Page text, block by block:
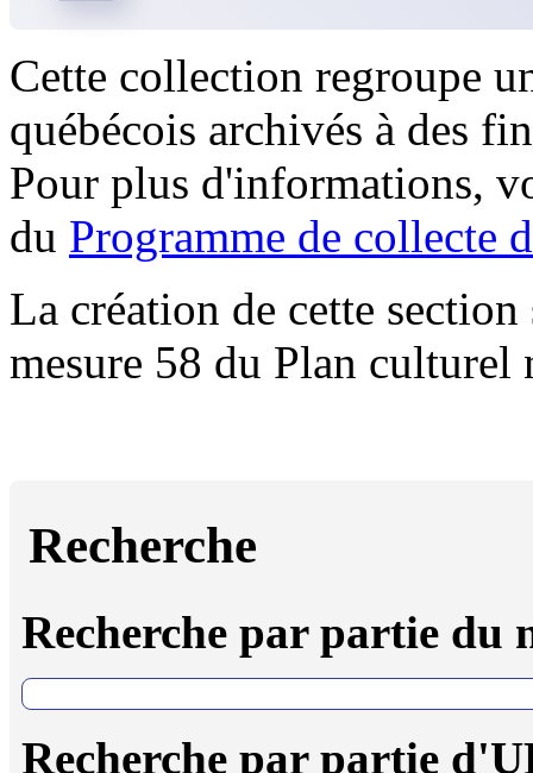
Cette collection regroupe
québécois archivés à des
Pour plus d'informations,
du Programme de collecte
La création de cette
mesure 58 du Plan culturel
Recherche
Recherche par partie du
Recherche par partie